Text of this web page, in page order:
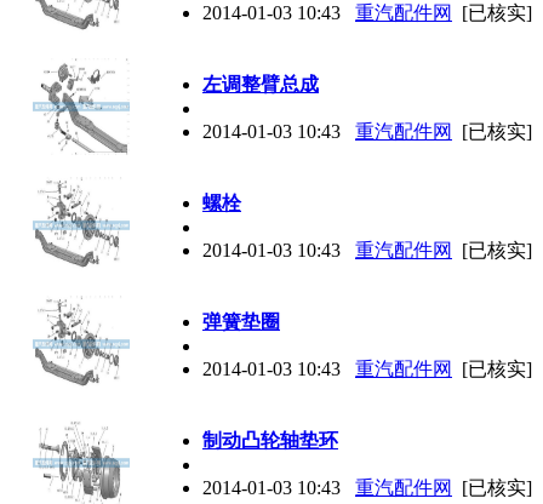
2014-01-03 10:43 重汽配件网 [已核实]
左调整臂总成
2014-01-03 10:43 重汽配件网 [已核实]
螺栓
2014-01-03 10:43 重汽配件网 [已核实]
弹簧垫圈
2014-01-03 10:43 重汽配件网 [已核实]
制动凸轮轴垫环
2014-01-03 10:43 重汽配件网 [已核实]